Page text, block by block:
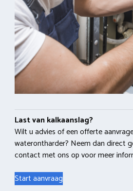
Last van kalkaanslag?
Wilt u advies of een offerte
waterontharder? Neem dan direct
contact met ons op voor meer
Start aanvraag